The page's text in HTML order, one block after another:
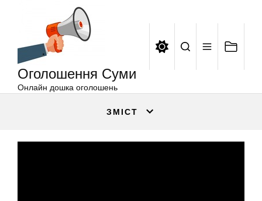
Оголошення Суми
Онлайн дошка оголошень
ЗМІСТ